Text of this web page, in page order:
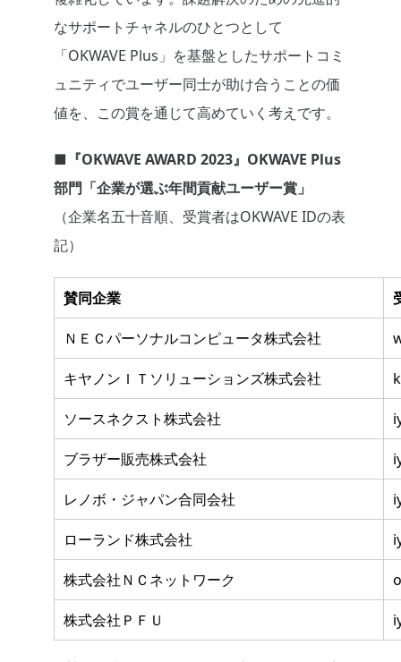
なサポートチャネルのひとつとして
「OKWAVE Plus」を基盤としたサポートコミ
ュニティでユーザー同士が助け合うことの価
値を、この賞を通じて高めていく考えです。
■『OKWAVE AWARD 2023』OKWAVE Plus
部門「企業が選ぶ年間貢献ユーザー賞」
（企業名五十音順、受賞者はOKWAVE IDの表
記）
賛同企業
ＮＥＣパーソナルコンピュータ株式会社
キヤノンＩＴソリューションズ株式会社
ソースネクスト株式会社
ブラザー販売株式会社
レノボ・ジャパン合同会社
ローランド株式会社
株式会社ＮＣネットワーク
株式会社ＰＦＵ